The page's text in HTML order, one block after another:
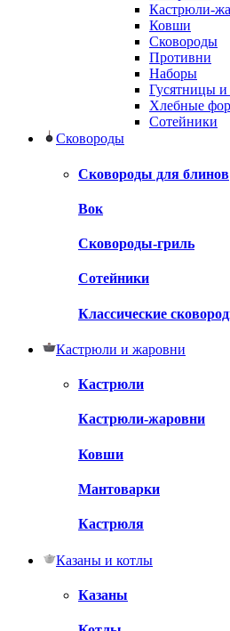
Кастрюли-
Ковши
Сковороды
Противни
Наборы
Гусятницы
Хлебные
Сотейники
Сковороды
Сковороды для блинов
Вок
Сковороды-гриль
Сотейники
Классические
Кастрюли и жаровни
Кастрюли
Кастрюли-жаровни
Ковши
Мантоварки
Кастрюля
Казаны и котлы
Казаны